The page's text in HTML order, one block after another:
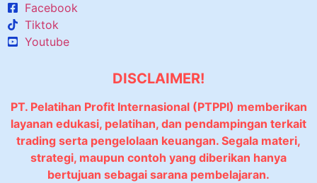
Facebook
Tiktok
Youtube
DISCLAIMER!
PT. Pelatihan Profit Internasional (PTPPI) memberikan
layanan edukasi, pelatihan, dan pendampingan terkait
trading serta pengelolaan keuangan. Segala materi,
strategi, maupun contoh yang diberikan hanya
bertujuan sebagai sarana pembelajaran.